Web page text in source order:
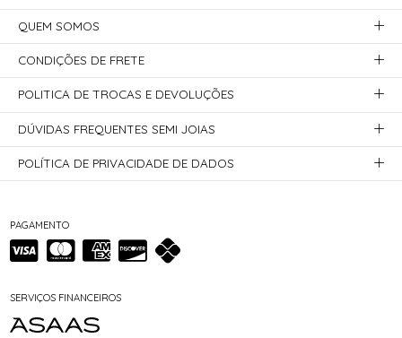
PAGAMENTO
SERVIÇOS FINANCEIROS
QUEM SOMOS
CONDIÇÕES DE FRETE
POLITICA DE TROCAS E DEVOLUÇÕES
DÚVIDAS FREQUENTES SEMI JOIAS
POLÍTICA DE PRIVACIDADE DE DADOS